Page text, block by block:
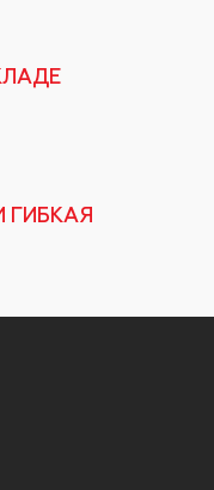
ГИБКАЯ